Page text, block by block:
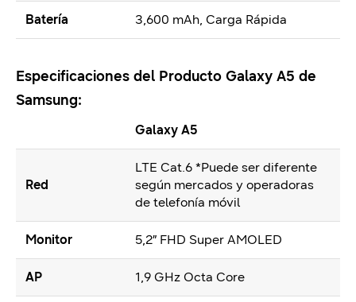
Batería 3,600 mAh, Carga Rápida
Especificaciones del Producto Galaxy A5 de
Samsung:
Galaxy A5
Red
LTE Cat.6 *Puede ser diferente
según mercados y operadoras
de telefonía móvil
Monitor 5,2” FHD Super AMOLED
AP 1,9 GHz Octa Core